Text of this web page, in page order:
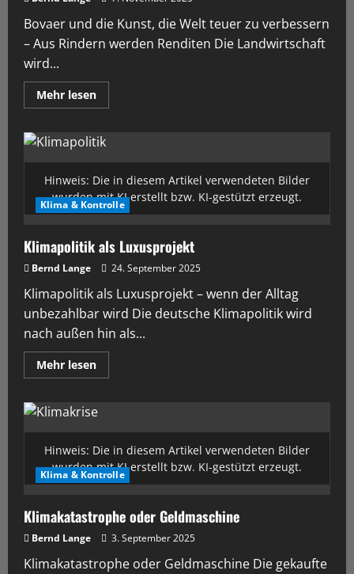
Bovaer und die Kunst, die Welt teuer zu verbessern
– Aus Rindern werden Renditen Die Landwirtschaft
wird...
Mehr lesen
Hinweis: Die in diesem Artikel verwendeten Bilder
wurden mit KI erstellt bzw. KI-gestützt erzeugt.
Klima & Kontrolle
Klimapolitik als Luxusprojekt
Bernd Lange 24. September 2025
Klimapolitik als Luxusprojekt – wenn der Alltag
unbezahlbar wird Die deutsche Klimapolitik wird
nach außen hin als...
Mehr lesen
Hinweis: Die in diesem Artikel verwendeten Bilder
wurden mit KI erstellt bzw. KI-gestützt erzeugt.
Klima & Kontrolle
Klimakatastrophe oder Geldmaschine
Bernd Lange 3. September 2025
Klimakatastrophe oder Geldmaschine Die gekaufte